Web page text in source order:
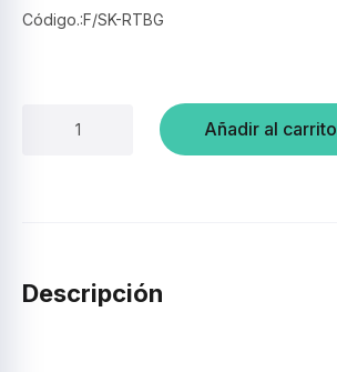
Código.:F/SK-RTBG
transparente-
cantidad
Añadir al carrito
Descripción